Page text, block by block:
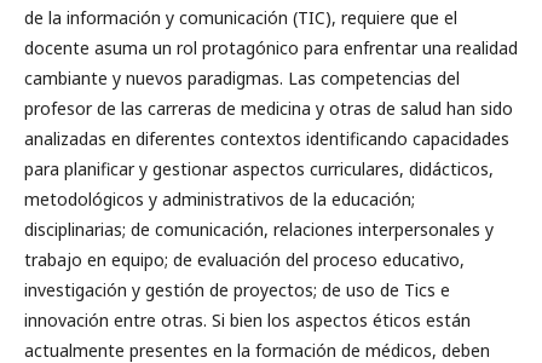
de la información y comunicación (TIC), requiere que el
docente asuma un rol protagónico para enfrentar una realidad
cambiante y nuevos paradigmas. Las competencias del
profesor de las carreras de medicina y otras de salud han sido
analizadas en diferentes contextos identificando capacidades
para planificar y gestionar aspectos curriculares, didácticos,
metodológicos y administrativos de la educación;
disciplinarias; de comunicación, relaciones interpersonales y
trabajo en equipo; de evaluación del proceso educativo,
investigación y gestión de proyectos; de uso de Tics e
innovación entre otras. Si bien los aspectos éticos están
actualmente presentes en la formación de médicos, deben